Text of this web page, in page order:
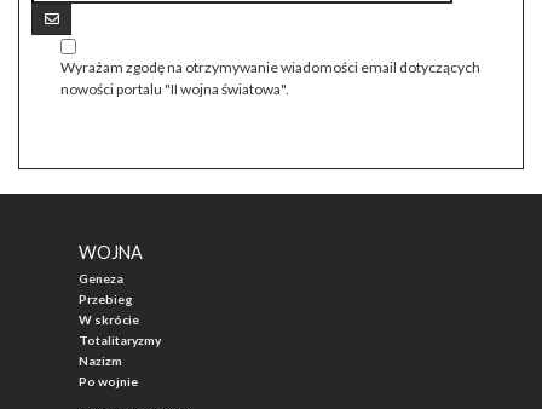
Wyrażam zgodę na otrzymywanie wiadomości email dotyczących
nowości portalu "II wojna światowa".
WOJNA
Geneza
Przebieg
W skrócie
Totalitaryzmy
Nazizm
Po wojnie